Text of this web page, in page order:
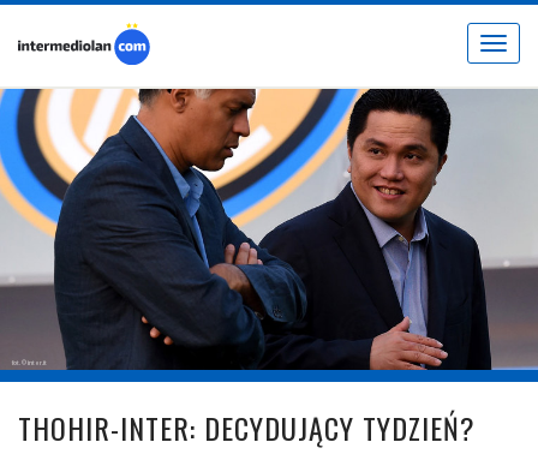
Toggle
fot. © inter.it
THOHIR-INTER: DECYDUJĄCY TYDZIEŃ?